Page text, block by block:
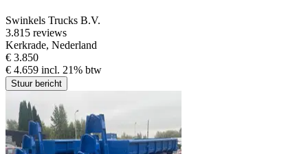
Swinkels Trucks B.V.
3.815 reviews
Kerkrade, Nederland
€ 3.850
€ 4.659 incl. 21% btw
Stuur bericht